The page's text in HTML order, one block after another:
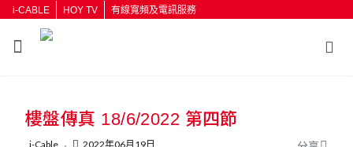
i-CABLE HOY TV 有線寬頻及電訊服務
按輸入鍵開始搜尋
樓盤傳真 18/6/2022 第四節
i-Cable 2022年06月19日